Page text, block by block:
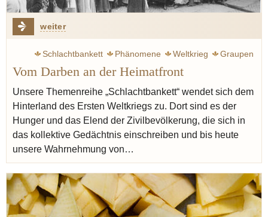
weiter
Schlachtbankett Phänomene Weltkrieg
Graupen
Brot
Konrad Adenauer Jünger Ernst
Klemperer Victor
Butter Zweig Stefan
Hamstern
Grünkohl
Rübstiel Eintopf Mehlschwitze
Vom Darben an der Heimatfront
Unsere Themenreihe „Schlachtbankett“ wendet sich dem
Hinterland des Ersten Weltkriegs zu. Dort sind es der
Hunger und das Elend der Zivilbevölkerung, die sich in
das kollektive Gedächtnis einschreiben und bis heute
unsere Wahrnehmung von…